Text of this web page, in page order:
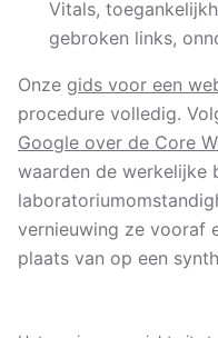
Vitals,
gebroken links,
Onze gids voor een
procedure volledig.
Google over de Core
waarden de werkelijke
vernieuwing ze vooraf
plaats van op een